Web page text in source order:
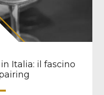
Italia: il fascino